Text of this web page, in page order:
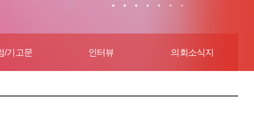
/기고문 인터뷰 의회소식지